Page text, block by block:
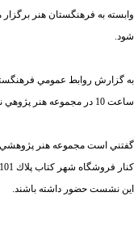
به فرهنگستان هنر برگزار مي
هنر پژوهي نقش جهان برگزار مي شود.
است مجموعه هنر پژوهشي
نشست حضور داشته باشند.